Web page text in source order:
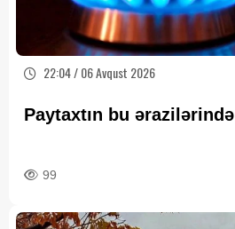
22:04 / 06 Avqust 2026
Paytaxtın bu ərazilərində
99